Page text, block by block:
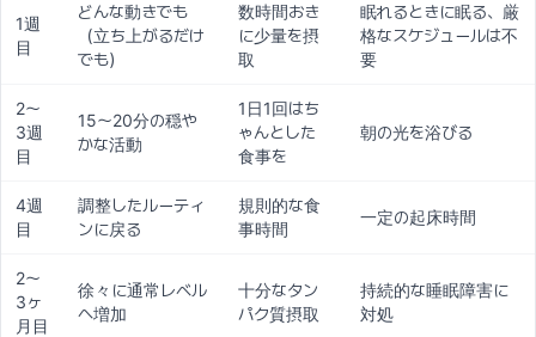
1週
目
どんな動きでも
（立ち上がるだけ
でも）
数時間おき
に少量を摂
取
眠れるときに眠る、厳
格なスケジュールは不
要
2〜
3週
目
15〜20分の穏や
かな活動
1日1回はち
ゃんとした
食事を
朝の光を浴びる
4週
目
調整したルーティ
ンに戻る
規則的な食
事時間
一定の起床時間
2〜
3ヶ
月目
徐々に通常レベル
へ増加
十分なタン
パク質摂取
持続的な睡眠障害に
対処